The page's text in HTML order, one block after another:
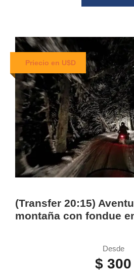
Priecio en U$D
(Transfer 20:15)
montaña con fondue
Desde
$ 300